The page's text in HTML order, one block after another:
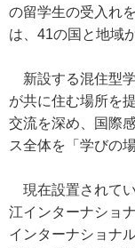
の留学生の受入れ
は、41の国と地域
新設する混住型
が共に住む場所を
交流を深め、国際
ス全体を「学びの
現在設置されて
江インターナショ
インターナショナ